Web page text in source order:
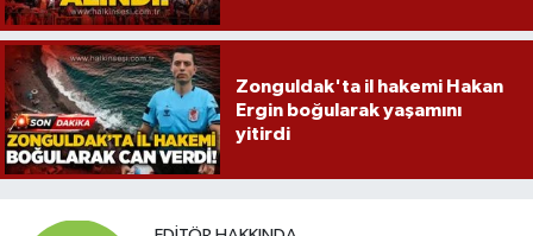
Zonguldak'ta il hakemi Hakan
Ergin boğularak yaşamını
yitirdi
Yaşam